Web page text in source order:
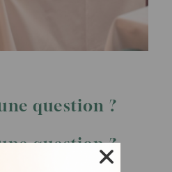
question ?
question ?